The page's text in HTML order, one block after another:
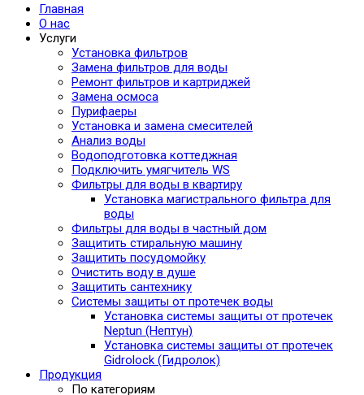
Главная
О нас
Услуги
Установка фильтров
Замена фильтров для воды
Ремонт фильтров и картриджей
Замена осмоса
Пурифаеры
Установка и замена смесителей
Анализ воды
Водоподготовка коттеджная
Подключить умягчитель WS
Фильтры для воды в квартиру
Установка магистрального фильтра для
воды
Фильтры для воды в частный дом
Защитить стиральную машину
Защитить посудомойку
Очистить воду в душе
Защитить сантехнику
Системы защиты от протечек воды
Установка системы защиты от протечек
Neptun (Нептун)
Установка системы защиты от протечек
Gidrolock (Гидролок)
Продукция
По категориям